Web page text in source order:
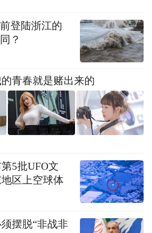
开当代普通人的精神困境。
宜昌等多地路演、超前点映活
完直言 “后劲巨大，看完久久
登陆浙江的
？
青春就是赌出来的
5批UFO文
区上空球体
摆脱“非战非